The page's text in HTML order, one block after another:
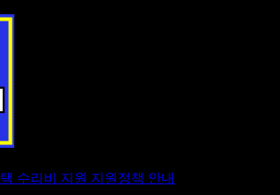
수리비 지원 지원정책 안내